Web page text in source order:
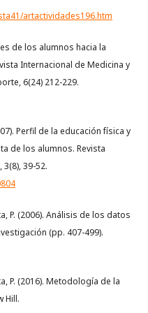
artactividades196.htm
de los alumnos hacia la
Internacional de Medicina y
6(24) 212-229.
Perfil de la educación física y
de los alumnos. Revista
39-52.
P. (2006). Análisis de los datos
(pp. 407-499).
P. (2016). Metodología de la
Hill.